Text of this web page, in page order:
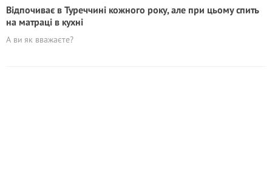
Відпочиває в Туреччині кожного року, але при цьому спить
на матраці в кухні
А ви як вважаєте?